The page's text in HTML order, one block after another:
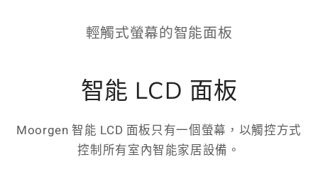
輕觸式螢幕的智能面板
智能 LCD 面板
Moorgen 智能 LCD 面板只有一個螢幕，以觸控方式
控制所有室內智能家居設備。